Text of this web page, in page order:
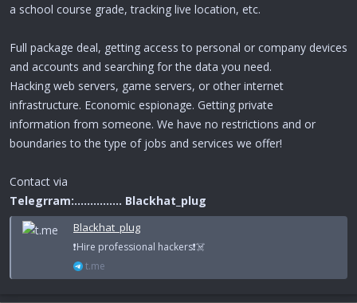
a school course grade, tracking live location, etc.
Full package deal, getting access to personal or company devices
and accounts and searching for the data you need.
Hacking web servers, game servers, or other internet
infrastructure. Economic espionage. Getting private
information from someone. We have no restrictions and or
boundaries to the type of jobs and services we offer!
Contact via
Telegrram:............... Blackhat_plug
Blackhat_plug
❗️Hire professional hackers❗️☠️
t.me